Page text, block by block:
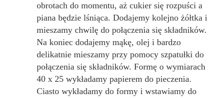
obrotach do momentu, aż cukier się rozpuści a
piana będzie lśniąca. Dodajemy kolejno żółtka i
mieszamy chwilę do połączenia się składników.
Na koniec dodajemy mąkę, olej i bardzo
delikatnie mieszamy przy pomocy szpatułki do
połączenia się składników. Formę o wymiarach
40 x 25 wykładamy papierem do pieczenia.
Ciasto wykładamy do formy i wstawiamy do